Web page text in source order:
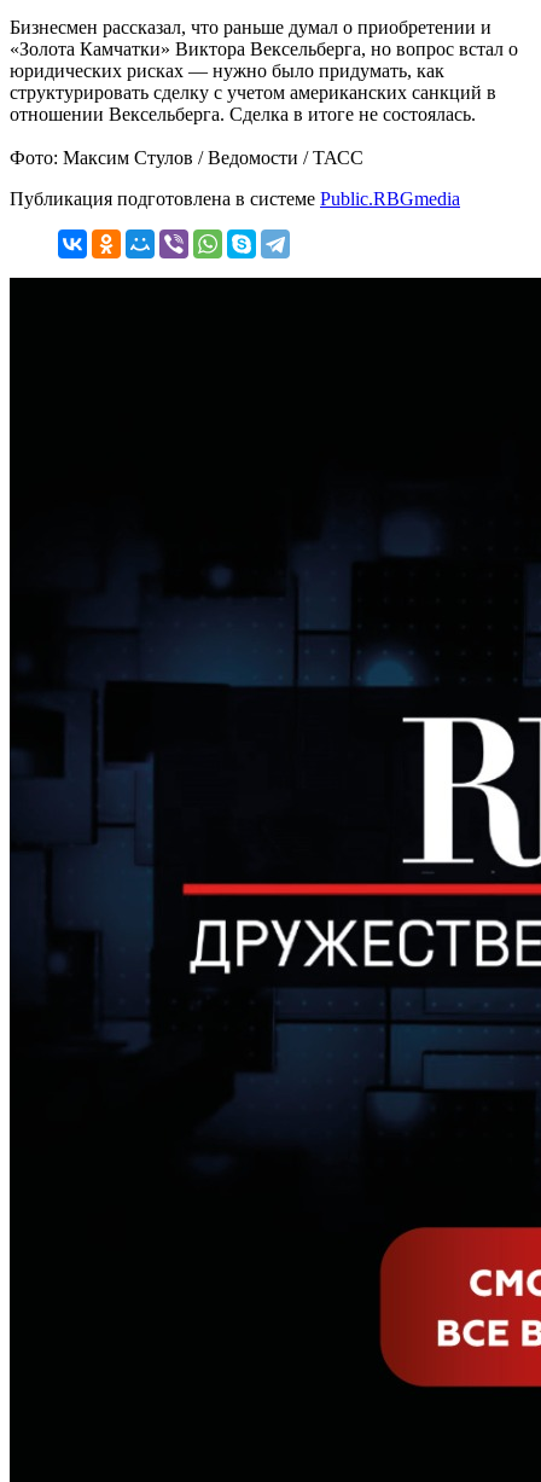
Бизнесмен рассказал, что раньше думал о приобретении и
«Золота Камчатки» Виктора Вексельберга, но вопрос встал о
юридических рисках — нужно было придумать, как
структурировать сделку с учетом американских санкций в
отношении Вексельберга. Сделка в итоге не состоялась.
Фото: Максим Стулов / Ведомости / ТАСС
Публикация подготовлена в системе Public.RBGmedia